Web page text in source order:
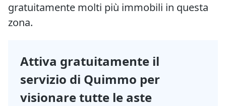
gratuitamente molti più immobili in questa
zona.
Attiva gratuitamente il
servizio di Quimmo per
visionare tutte le aste